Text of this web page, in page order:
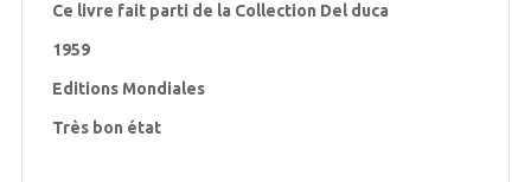
Ce livre fait parti de la Collection Del duca
1959
Editions Mondiales
Très bon état